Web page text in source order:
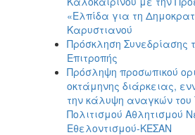
«Ελπίδα για τη
Καρυστιανού
Πρόσκληση Συνεδρίασης
Επιτροπής
Πρόσληψη προσωπικού
οκτάμηνης διάρκειας,
την κάλυψη αναγκών
Πολιτισμού Αθλητισμού
Εθελοντισμού-ΚΕΣΑΝ